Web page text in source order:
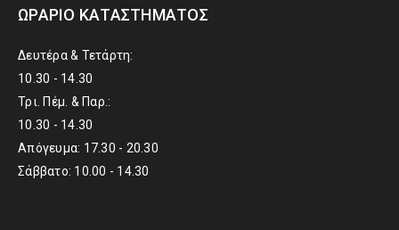
ΩΡΆΡΙΟ ΚΑΤΑΣΤΉΜΑΤΟΣ
Δευτέρα & Τετάρτη:
10.30 - 14.30
Τρι. Πέμ. & Παρ.:
10.30 - 14.30
Απόγευμα: 17.30 - 20.30
Σάββατο: 10.00 - 14.30